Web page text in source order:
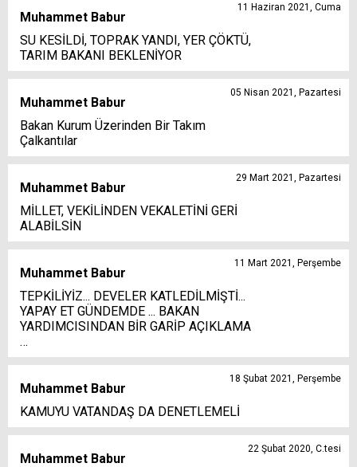
Muhammet Babur
SU KESİLDİ, TOPRAK YANDI, YER ÇÖKTÜ,
TARIM BAKANI BEKLENİYOR
11 Haziran 2021, Cuma
Muhammet Babur
Bakan Kurum Üzerinden Bir Takım
Çalkantılar
05 Nisan 2021, Pazartesi
Muhammet Babur
MİLLET, VEKİLİNDEN VEKALETİNİ GERİ
ALABİLSİN
29 Mart 2021, Pazartesi
Muhammet Babur
TEPKİLİYİZ... DEVELER KATLEDİLMİŞTİ...
YAPAY ET GÜNDEMDE ... BAKAN
YARDIMCISINDAN BİR GARİP AÇIKLAMA
…
11 Mart 2021, Perşembe
Muhammet Babur
KAMUYU VATANDAŞ DA DENETLEMELİ
18 Şubat 2021, Perşembe
Muhammet Babur
22 Şubat 2020, C.tesi